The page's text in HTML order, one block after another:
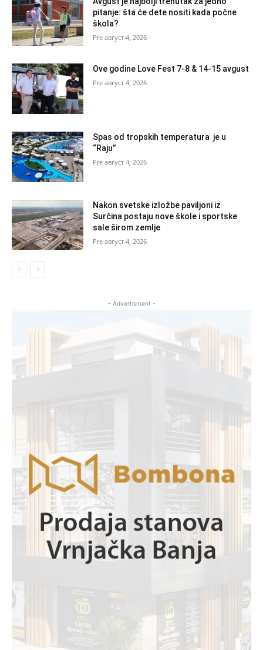
pitanje: šta će dete nositi kada počne
škola?
август 4, 2026
Ove godine Love Fest 7-8 & 14-15 avgust
август 4, 2026
Spas od tropskih temperatura je u
“Raju”
август 4, 2026
Nakon svetske izložbe paviljoni iz
Surčina postaju nove škole i sportske
sale širom zemlje
август 4, 2026
- Advertisment -